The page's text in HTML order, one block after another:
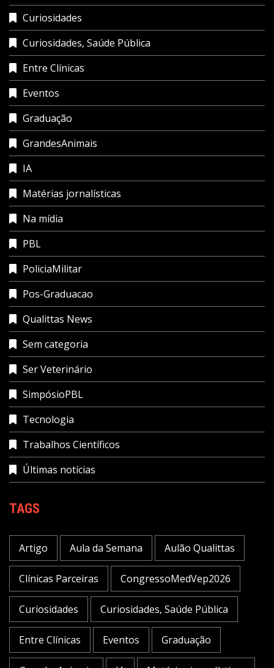
Curiosidades
Curiosidades, Saúde Pública
Entre Clínicas
Eventos
Graduação
GrandesAnimais
IA
Matérias jornalísticas
Na mídia
PBL
PoliciaMilitar
Pos-Graduacao
Qualittas News
Sem categoria
Ser Veterinário
SimpósioPBL
Tecnologia
Trabalhos Científicos
Últimas notícias
TAGS
Artigo Aula da Semana Aulão Qualittas
Clínicas Parceiras CongressoMedVep2026
Curiosidades Curiosidades, Saúde Pública
Entre Clínicas Eventos Graduação